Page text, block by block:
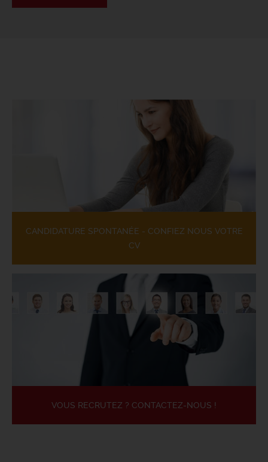
CANDIDATURE SPONTANÉE - CONFIEZ NOUS VOTRE
CV
VOUS RECRUTEZ ? CONTACTEZ-NOUS !